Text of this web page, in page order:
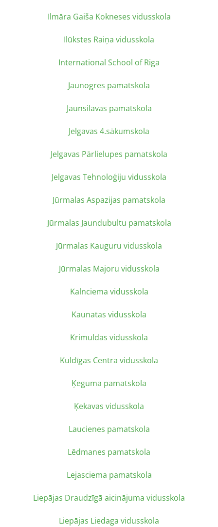
Ilmāra Gaiša Kokneses vidusskola
Ilūkstes Raiņa vidusskola
International School of Riga
Jaunogres pamatskola
Jaunsilavas pamatskola
Jelgavas 4.sākumskola
Jelgavas Pārlielupes pamatskola
Jelgavas Tehnoloģiju vidusskola
Jūrmalas Aspazijas pamatskola
Jūrmalas Jaundubultu pamatskola
Jūrmalas Kauguru vidusskola
Jūrmalas Majoru vidusskola
Kalnciema vidusskola
Kaunatas vidusskola
Krimuldas vidusskola
Kuldīgas Centra vidusskola
Ķeguma pamatskola
Ķekavas vidusskola
Laucienes pamatskola
Lēdmanes pamatskola
Lejasciema pamatskola
Liepājas Draudzīgā aicinājuma vidusskola
Liepājas Liedaga vidusskola